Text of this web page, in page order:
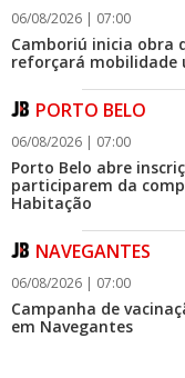
09/08/2026 | 07:00
Prefeitura de
bens móveis e terrenos
GERAL
06/08/2026 | 07:00
Camboriú inicia obra
reforçará mobilidade
PORTO BELO
06/08/2026 | 07:00
Porto Belo abre
participarem da
Habitação
NAVEGANTES
06/08/2026 | 07:00
Campanha de
em Navegantes